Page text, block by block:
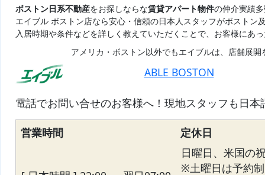
ボストン日系不動産をお探しならな賃貸アパート物件の仲介実績
エイブル ボストン店なら安心・信頼の日本人スタッフがボストン
入居時期や条件などを詳しく教えていただくことで、お客様にあ
アメリカ・ボストン以外でもエイブルは、店舗展
ABLE BOSTON
電話でお問い合せのお客様へ！現地スタッフも日
営業時間 定休日
日曜日、米国の
※土曜日は予約制